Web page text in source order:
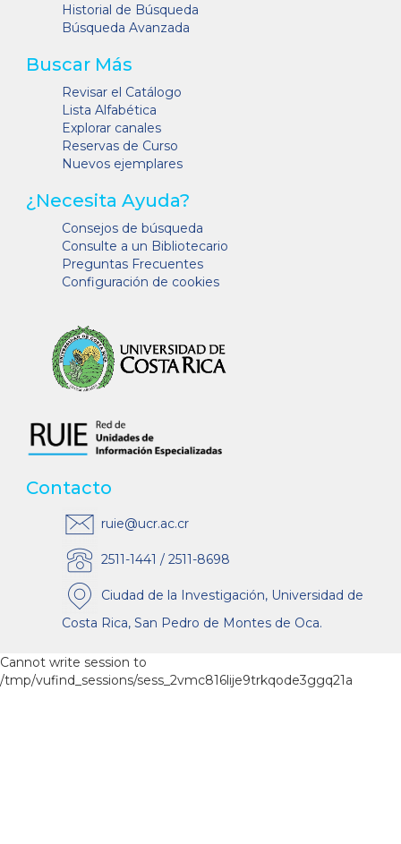
Historial de Búsqueda
Búsqueda Avanzada
Buscar Más
Revisar el Catálogo
Lista Alfabética
Explorar canales
Reservas de Curso
Nuevos ejemplares
¿Necesita Ayuda?
Consejos de búsqueda
Consulte a un Bibliotecario
Preguntas Frecuentes
Configuración de cookies
Contacto
ruie@ucr.ac.cr
2511-1441 / 2511-8698
Ciudad de la Investigación, Universidad de
Costa Rica, San Pedro de Montes de Oca.
Cannot write session to
/tmp/vufind_sessions/sess_2vmc816lije9trkqode3ggq21a